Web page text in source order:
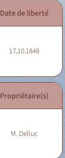
Date de liberté
17.10.1848
Propriétaire(s)
M. Delluc